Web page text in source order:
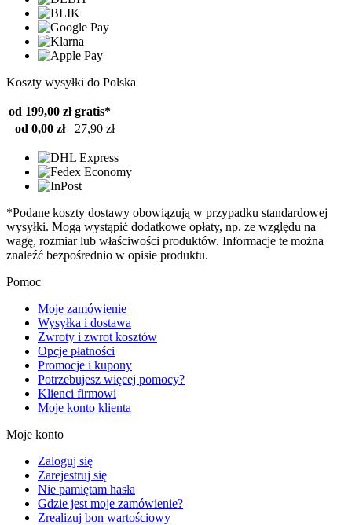
Koszty wysyłki do Polska
od 199,00 zł gratis*
od 0,00 zł
27,90 zł
*Podane koszty dostawy obowiązują w przypadku standardowej
wysyłki. Mogą wystąpić dodatkowe opłaty, np. ze względu na
wagę, rozmiar lub właściwości produktów. Informacje te można
znaleźć bezpośrednio w opisie produktu.
Pomoc
Moje zamówienie
Wysyłka i dostawa
Zwroty i zwrot kosztów
Opcje płatności
Promocje i kupony
Potrzebujesz więcej pomocy?
Klienci firmowi
Moje konto klienta
Moje konto
Zaloguj się
Zarejestruj się
Nie pamiętam hasła
Gdzie jest moje zamówienie?
Zrealizuj bon wartościowy